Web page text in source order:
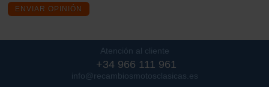
ENVIAR OPINIÓN
Atención al cliente
+34 966 111 961
info@recambiosmotosclasicas.es